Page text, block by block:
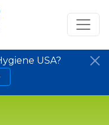
USA?